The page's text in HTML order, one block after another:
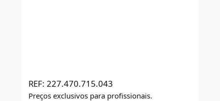
REF: 227.470.715.043
Preços exclusivos para profissionais.